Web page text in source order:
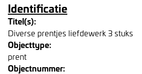
Identificatie
Titel(s):
Diverse prentjes liefdewerk 3 stuks
Objecttype:
prent
Objectnummer: